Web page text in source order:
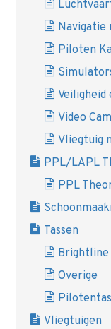
Navigatie
Piloten
Veiligheid
Video
Vliegtuig
PPL/LAPL
PPL
Tassen
Brightline
Overige
Vliegtuigen